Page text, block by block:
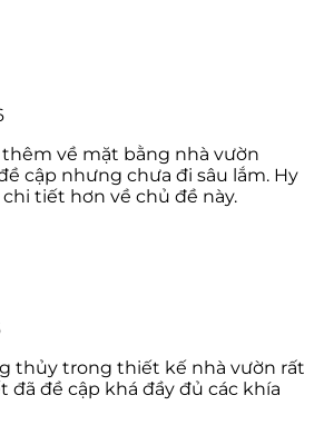
về mặt bằng nhà vườn
cập nhưng chưa đi sâu lắm. Hy
tiết hơn về chủ đề này.
thủy trong thiết kế nhà vườn rất
đã đề cập khá đầy đủ các khía